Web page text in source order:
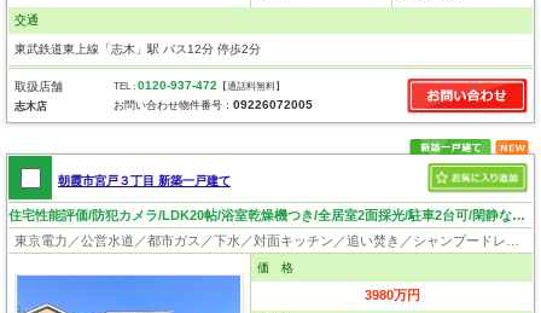
交通
東武鉄道東上線「志木」駅 バス12分 停歩2分
取扱店舗
志木店
TEL :0120-937-472 【通話料無料】
お問い合わせ物件番号：09226072005
朝霞市宮戸３丁目 新築一戸建て
住宅性能評価/防犯カメラ/LDK20帖/浴室乾燥機つき/全居室2面採光/駐車2台可/閑静な住宅地
価 格
3980万円